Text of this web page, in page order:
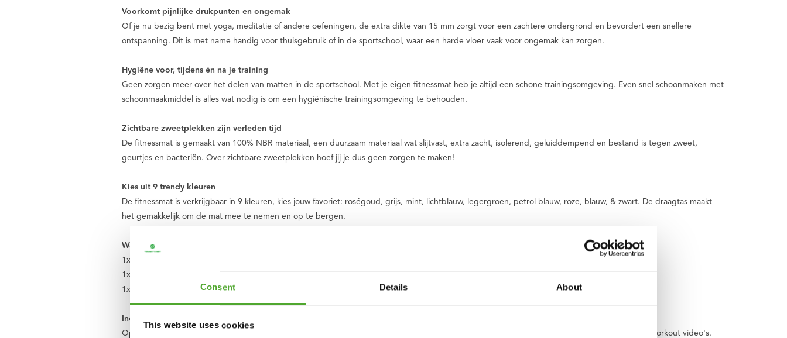
Consent Details About
This website uses cookies
Voorkomt pijnlijke drukpunten en ongemak
Of je nu bezig bent met yoga, meditatie of andere oefeningen, de extra dikte van 15 mm zorgt voor een zachtere ondergrond en bevordert een snellere
ontspanning. Dit is met name handig voor thuisgebruik of in de sportschool, waar een harde vloer vaak voor ongemak kan zorgen.
Hygiëne voor, tijdens én na je training
Geen zorgen meer over het delen van matten in de sportschool. Met je eigen fitnessmat heb je altijd een schone trainingsomgeving. Even snel schoonmaken met
schoonmaakmiddel is alles wat nodig is om een hygiënische trainingsomgeving te behouden.
Zichtbare zweetplekken zijn verleden tijd
De fitnessmat is gemaakt van 100% NBR materiaal, een duurzaam materiaal wat slijtvast, extra zacht, isolerend, geluiddempend en bestand is tegen zweet,
geurtjes en bacteriën. Over zichtbare zweetplekken hoef jij je dus geen zorgen te maken!
Kies uit 9 trendy kleuren
De fitnessmat is verkrijgbaar in 9 kleuren, kies jouw favoriet: roségoud, grijs, mint, lichtblauw, legergroen, petrol blauw, roze, blauw, & zwart. De draagtas maakt
het gemakkelijk om de mat mee te nemen en op te bergen.
Wat je ontvangt
1x NBR fitnessmat
1x Draagtas
1x Draagriem
Inclusief gratis Tunturi Training app
Op zoek naar hulp, inspiratie of motivatie voor je training? In
vind je duizenden geanimeerde fitnessoefeningen, instructies en workout video's.